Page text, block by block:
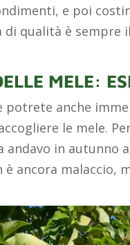
e poi
di qualità è sempre
MELE:
potrete anche
le mele.
andavo in autunno
ancora malaccio,